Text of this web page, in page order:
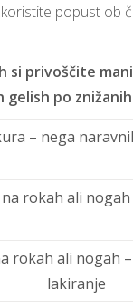
popust ob
si privoščite
gelish po
– nega
rokah ali
rokah ali nogah
lakiranje